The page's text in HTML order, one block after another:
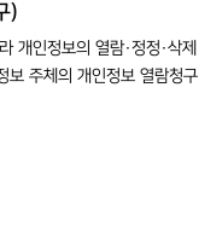
)
개인정보의 열람·정정·삭제
보 주체의 개인정보 열람청구